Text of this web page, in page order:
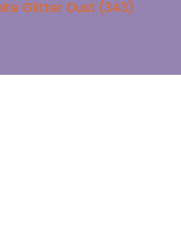
Glitter Dust (343)